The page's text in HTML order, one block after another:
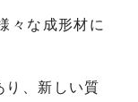
々な成形材に
、新しい質